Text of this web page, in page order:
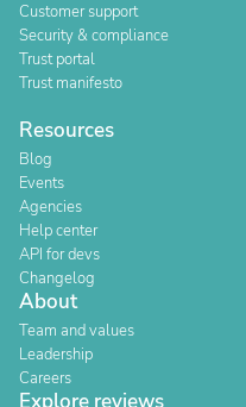
Customer support
Security & compliance
Trust portal
Trust manifesto
Resources
Blog
Events
Agencies
Help center
API for devs
Changelog
About
Team and values
Leadership
Careers